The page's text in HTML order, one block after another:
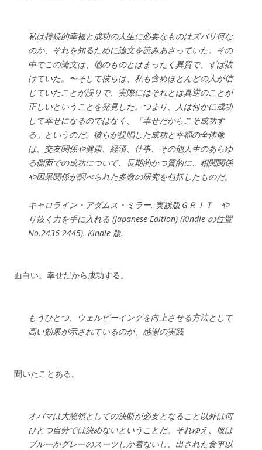
私は持続的幸福と成功の人生に必要なものはズバリ何な
のか、それを知るために論文を読みあさっていた。その
中でこの論文は、他のものとはまったく異質で、ずば抜
けていた。〜そして彼らは、私も含めほとんどの人が信
じていたことが誤りで、実際にはそれとは真逆のことが
正しいということを発見した。つまり、人は何かに成功
して幸せになるのではなく、「幸せだからこそ成功す
る」というのだ。彼らが提唱した成功と幸福の全体像
は、交友関係や健康、経済、仕事、その他人生のあらゆ
る側面での成功について、長期的かつ質的に、相関関係
や因果関係が調べられた多数の研究を包括したものだ。
キャロライン・アダムス・ミラー. 実践版ＧＲＩＴ や
り抜く力を手に入れる (Japanese Edition) (Kindle の位置
No.2436-2445). Kindle 版.
面白い。幸せだから成功する。
もうひとつ、ウェルビーイングを向上させる方法として
高い効果が示されているのが、感謝の実践
聞いたことある。
オバマは大統領としての決断が必要となること以外は何
ひとつ自分では決めないということだ。それゆえ、彼は
ブルーかグレーのスーツしか着ないし、出された食事以